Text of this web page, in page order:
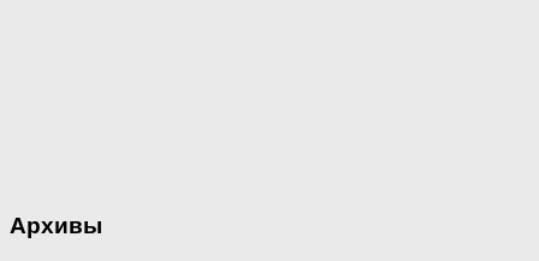
Архивы